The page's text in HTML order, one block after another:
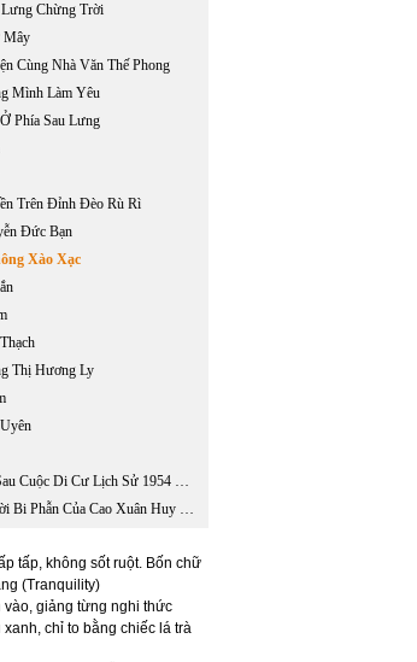
Chừng Trời
Mây
Cùng Nhà Văn Thế Phong
Mình Làm Yêu
Phía Sau Lưng
Trên Đỉnh Đèo Rù Rì
Đức Bạn
Xào Xạc
Thị Hương Ly
55 Năm Sau Cuộc Di Cư Lịch Sử 1954 Đọc ‘ Chiến Dịch Đường Tới Tự Do’, 1954-1955
Tiếng Cười Bi Phẫn Của Cao Xuân Huy Trong Mẩu Chuyện “ Trả Lại Tiền”
tấp, không sốt ruột. Bốn chữ
(Tranquility)
giảng từng nghi thức
chỉ to bằng chiếc lá trà